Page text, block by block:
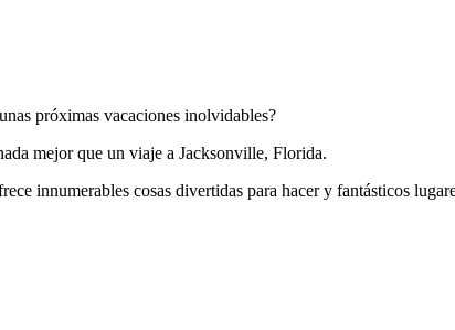
próximas vacaciones inolvidables?
mejor que un viaje a Jacksonville, Florida.
innumerables cosas divertidas para hacer y fantásticos